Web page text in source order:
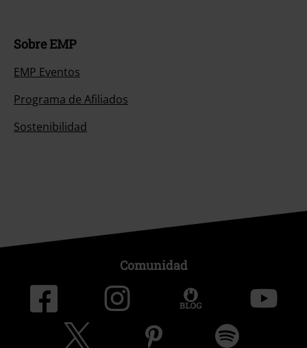
Sobre EMP
EMP Eventos
Programa de Afiliados
Sostenibilidad
Comunidad